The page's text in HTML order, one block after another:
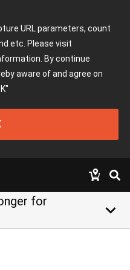
URL parameters, count
etc. Please visit
By continue
aware of and agree on
for
keyboard_arrow_down